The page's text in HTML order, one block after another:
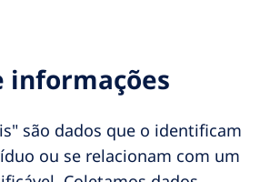
informações
são dados que o identificam
ou se relacionam com um